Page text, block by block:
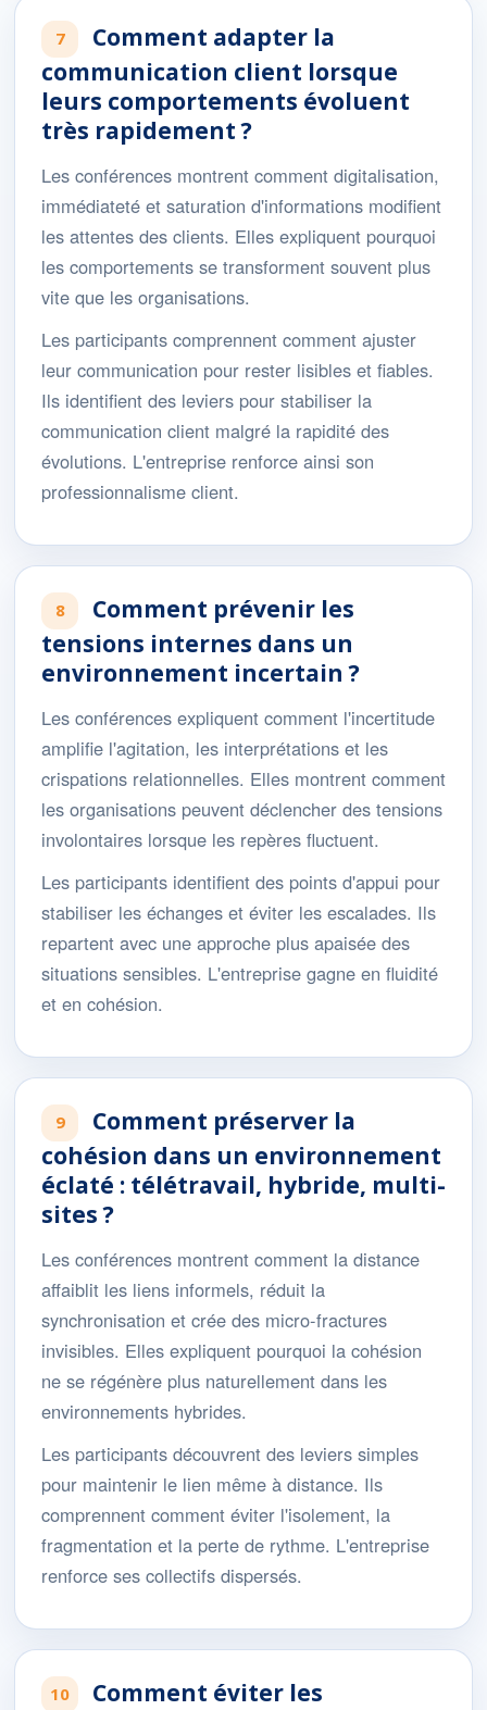
7
Comment adapter la
communication client lorsque
leurs comportements évoluent
très rapidement ?
Les conférences montrent comment digitalisation,
immédiateté et saturation d'informations modifient
les attentes des clients. Elles expliquent pourquoi
les comportements se transforment souvent plus
vite que les organisations.
Les participants comprennent comment ajuster
leur communication pour rester lisibles et fiables.
Ils identifient des leviers pour stabiliser la
communication client malgré la rapidité des
évolutions. L'entreprise renforce ainsi son
professionnalisme client.
8
Comment prévenir les
tensions internes dans un
environnement incertain ?
Les conférences expliquent comment l'incertitude
amplifie l'agitation, les interprétations et les
crispations relationnelles. Elles montrent comment
les organisations peuvent déclencher des tensions
involontaires lorsque les repères fluctuent.
Les participants identifient des points d'appui pour
stabiliser les échanges et éviter les escalades. Ils
repartent avec une approche plus apaisée des
situations sensibles. L'entreprise gagne en fluidité
et en cohésion.
9
Comment préserver la
cohésion dans un environnement
éclaté : télétravail, hybride, multi-
sites ?
Les conférences montrent comment la distance
affaiblit les liens informels, réduit la
synchronisation et crée des micro-fractures
invisibles. Elles expliquent pourquoi la cohésion
ne se régénère plus naturellement dans les
environnements hybrides.
Les participants découvrent des leviers simples
pour maintenir le lien même à distance. Ils
comprennent comment éviter l'isolement, la
fragmentation et la perte de rythme. L'entreprise
renforce ses collectifs dispersés.
10
Comment éviter les